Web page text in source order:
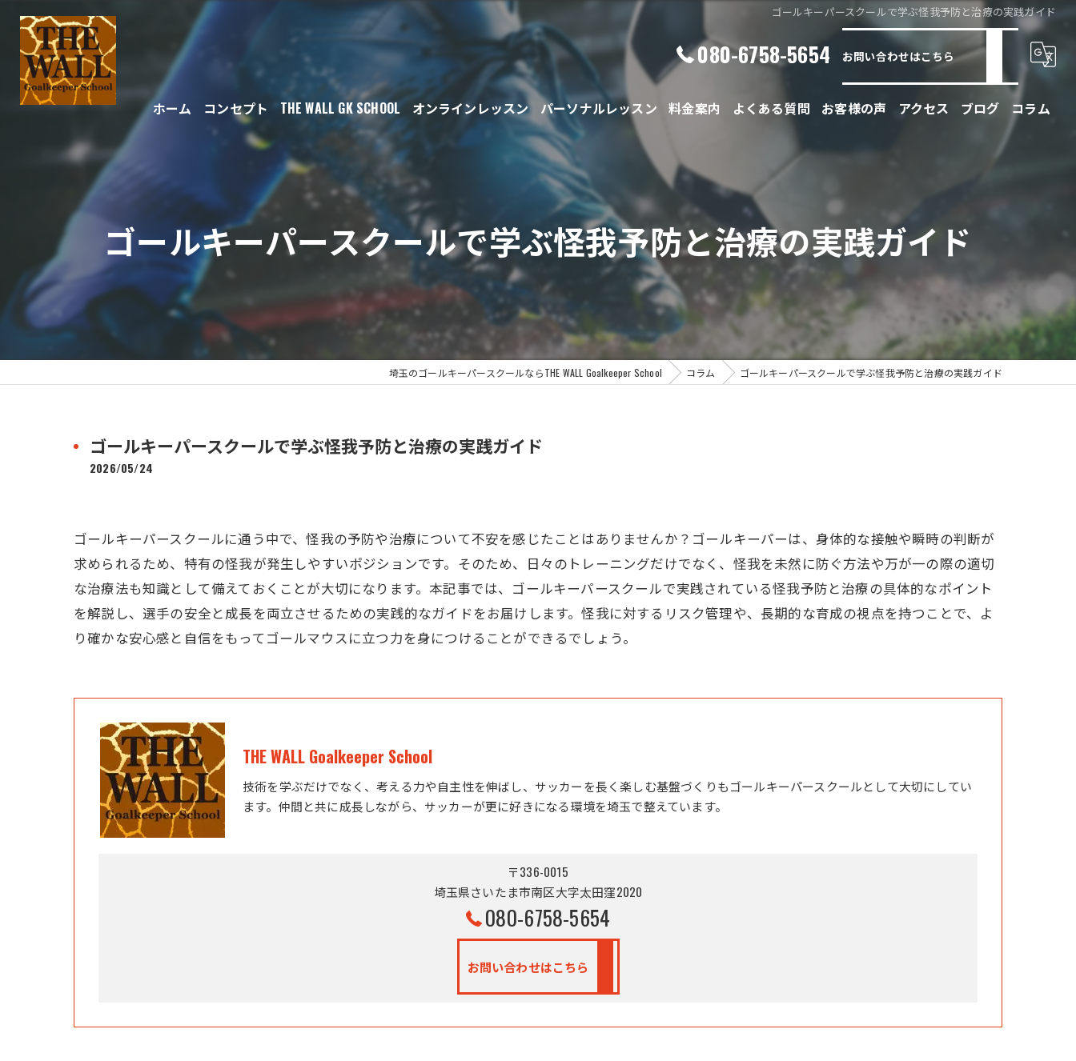
ゴールキーパースクールで学ぶ怪我予防と治療の実践ガイド
080-6758-5654 お問い合わせはこちら
ホーム コンセプト THE WALL GK SCHOOL オンラインレッスン パーソナルレッスン 料金案内 よくある質問 お客様の声 アクセス ブログ コラム
ゴールキーパースクールで学ぶ怪我予防と治療の実践ガイド
埼玉のゴールキーパースクールならTHE WALL Goalkeeper School コラム ゴールキーパースクールで学ぶ怪我予防と治療の実践ガイド
ゴールキーパースクールで学ぶ怪我予防と治療の実践ガイド
2026/05/24
ゴールキーパースクールに通う中で、怪我の予防や治療について不安を感じたことはありませんか？ゴールキーパーは、身体的な接触や瞬時の判断が
求められるため、特有の怪我が発生しやすいポジションです。そのため、日々のトレーニングだけでなく、怪我を未然に防ぐ方法や万が一の際の適切
な治療法も知識として備えておくことが大切になります。本記事では、ゴールキーパースクールで実践されている怪我予防と治療の具体的なポイント
を解説し、選手の安全と成長を両立させるための実践的なガイドをお届けします。怪我に対するリスク管理や、長期的な育成の視点を持つことで、よ
り確かな安心感と自信をもってゴールマウスに立つ力を身につけることができるでしょう。
THE WALL Goalkeeper School
技術を学ぶだけでなく、考える力や自主性を伸ばし、サッカーを長く楽しむ基盤づくりもゴールキーパースクールとして大切にしてい
ます。仲間と共に成長しながら、サッカーが更に好きになる環境を埼玉で整えています。
〒336-0015
埼玉県さいたま市南区大字太田窪2020
080-6758-5654
お問い合わせはこちら